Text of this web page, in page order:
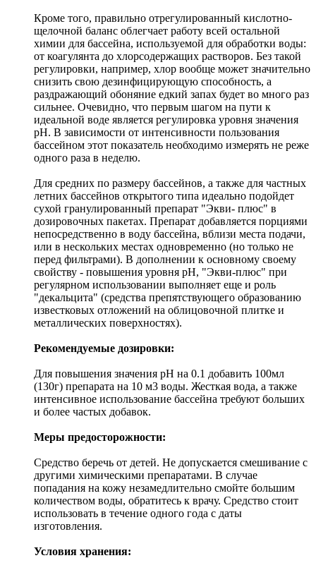
Кроме того, правильно отрегулированный кислотно-
щелочной баланс облегчает работу всей остальной
химии для бассейна, используемой для обработки воды:
от коагулянта до хлорсодержащих растворов. Без такой
регулировки, например, хлор вообще может значительно
снизить свою дезинфицирующую способность, а
раздражающий обоняние едкий запах будет во много раз
сильнее. Очевидно, что первым шагом на пути к
идеальной воде является регулировка уровня значения
рН. В зависимости от интенсивности пользования
бассейном этот показатель необходимо измерять не реже
одного раза в неделю.
Для средних по размеру бассейнов, а также для частных
летних бассейнов открытого типа идеально подойдет
сухой гранулированный препарат "Экви- плюс" в
дозировочных пакетах. Препарат добавляется порциями
непосредственно в воду бассейна, вблизи места подачи,
или в нескольких местах одновременно (но только не
перед фильтрами). В дополнении к основному своему
свойству - повышения уровня рН, "Экви-плюс" при
регулярном использовании выполняет еще и роль
"декальцита" (средства препятствующего образованию
известковых отложений на облицовочной плитке и
металлических поверхностях).
Рекомендуемые дозировки:
Для повышения значения рН на 0.1 добавить 100мл
(130г) препарата на 10 м3 воды. Жесткая вода, а также
интенсивное использование бассейна требуют больших
и более частых добавок.
Меры предосторожности:
Средство беречь от детей. Не допускается смешивание с
другими химическими препаратами. В случае
попадания на кожу незамедлительно смойте большим
количеством воды, обратитесь к врачу. Средство стоит
использовать в течение одного года с даты
изготовления.
Условия хранения: